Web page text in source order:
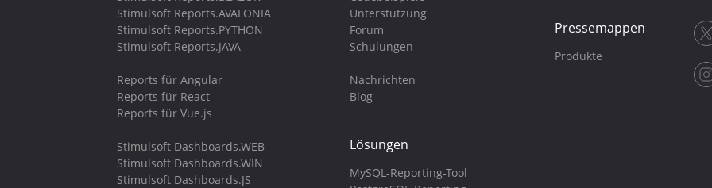
Stimulsoft Reports.AVALONIA
Stimulsoft Reports.PYTHON
Stimulsoft Reports.JAVA
Reports für Angular
Reports für React
Reports für Vue.js
Stimulsoft Dashboards.WEB
Stimulsoft Dashboards.WIN
Stimulsoft Dashboards.JS
Unterstützung
Forum
Schulungen
Nachrichten
Blog
Lösungen
MySQL-Reporting-Tool
Pressemappen
Produkte